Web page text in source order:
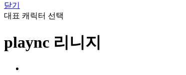
닫기
대표 캐릭터 선택
plaync 리니지